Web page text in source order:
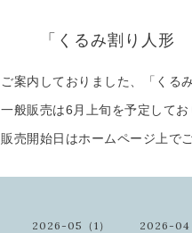
「くるみ割り人形
ご案内しておりました、「くる
一般販売は6月上旬を予定してお
販売開始日はホームページ上で
2026-05（1） 2026-04